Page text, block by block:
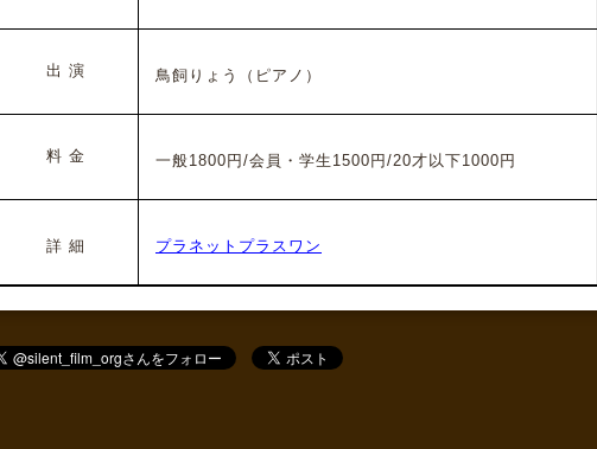
出 演 鳥飼りょう（ピアノ）
料 金 一般1800円/会員・学生1500円/20才以下1000円
詳 細 プラネットプラスワン